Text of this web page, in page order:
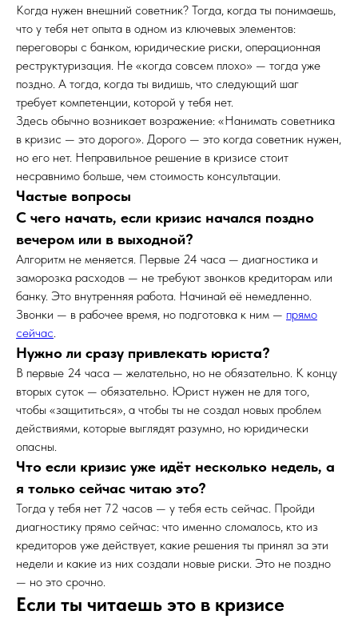
Когда нужен внешний советник? Тогда, когда ты понимаешь,
что у тебя нет опыта в одном из ключевых элементов:
переговоры с банком, юридические риски, операционная
реструктуризация. Не «когда совсем плохо» — тогда уже
поздно. А тогда, когда ты видишь, что следующий шаг
требует компетенции, которой у тебя нет.
Здесь обычно возникает возражение: «Нанимать советника
в кризис — это дорого». Дорого — это когда советник нужен,
но его нет. Неправильное решение в кризисе стоит
несравнимо больше, чем стоимость консультации.
Частые вопросы
С чего начать, если кризис начался поздно
вечером или в выходной?
Алгоритм не меняется. Первые 24 часа — диагностика и
заморозка расходов — не требуют звонков кредиторам или
банку. Это внутренняя работа. Начинай её немедленно.
Звонки — в рабочее время, но подготовка к ним — прямо
сейчас.
Нужно ли сразу привлекать юриста?
В первые 24 часа — желательно, но не обязательно. К концу
вторых суток — обязательно. Юрист нужен не для того,
чтобы «защититься», а чтобы ты не создал новых проблем
действиями, которые выглядят разумно, но юридически
опасны.
Что если кризис уже идёт несколько недель, а
я только сейчас читаю это?
Тогда у тебя нет 72 часов — у тебя есть сейчас. Пройди
диагностику прямо сейчас: что именно сломалось, кто из
кредиторов уже действует, какие решения ты принял за эти
недели и какие из них создали новые риски. Это не поздно
— но это срочно.
Если ты читаешь это в кризисе